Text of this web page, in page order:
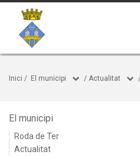
Inici / El municipi / Actualitat
El municipi
Roda de Ter
Actualitat